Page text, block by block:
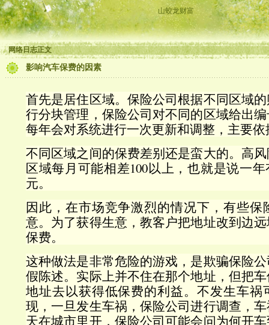
山蛟龙财富
网络日志正文
影响汽车保费的因素
首先是居住区域。保险公司根据不同区域
行分块管理，保险公司对不同的区域给出
每年会对系统进行一次更新和调整，主要
不同区域之间的保费差别还是蛮大的。高
区域每月可能相差100以上，也就是说一
元。
因此，在市场竞争激烈的情况下，有些保
意。为了获得生意，教客户把地址改到边
保费。
这种做法是非常危险的游戏，是欺骗保险
假陈述。实际上并不住在那个地址，但把
地址去以获得低保费的利益。不发生车祸
现，一旦发生车祸，保险公司进行调查，
天在城市里开，保险公司可能会问为何开